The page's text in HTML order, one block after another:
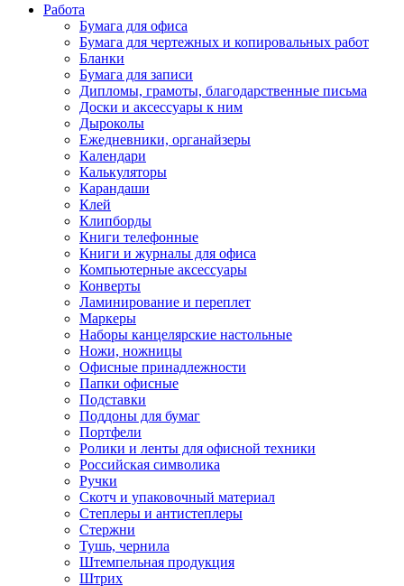
Работа
Бумага для офиса
Бумага для чертежных и копировальных работ
Бланки
Бумага для записи
Дипломы, грамоты, благодарственные письма
Доски и аксессуары к ним
Дыроколы
Ежедневники, органайзеры
Календари
Калькуляторы
Карандаши
Клей
Клипборды
Книги телефонные
Книги и журналы для офиса
Компьютерные аксессуары
Конверты
Ламинирование и переплет
Маркеры
Наборы канцелярские настольные
Ножи, ножницы
Офисные принадлежности
Папки офисные
Подставки
Поддоны для бумаг
Портфели
Ролики и ленты для офисной техники
Российская символика
Ручки
Скотч и упаковочный материал
Степлеры и антистеплеры
Стержни
Тушь, чернила
Штемпельная продукция
Штрих